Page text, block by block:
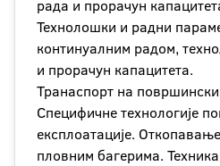
рада и прорачун
Технолошки и радни
континуалним радом,
и прорачун капацитета.
Транаспорт на
Специфичне технологије
експлоатације.
пловним багерима. Техника